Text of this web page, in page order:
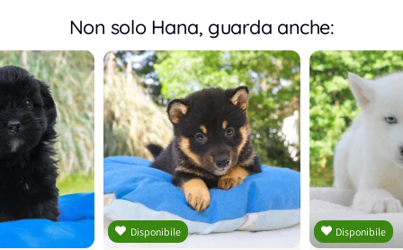
Non solo Hana, guarda anche:
Disponibile Disponibile